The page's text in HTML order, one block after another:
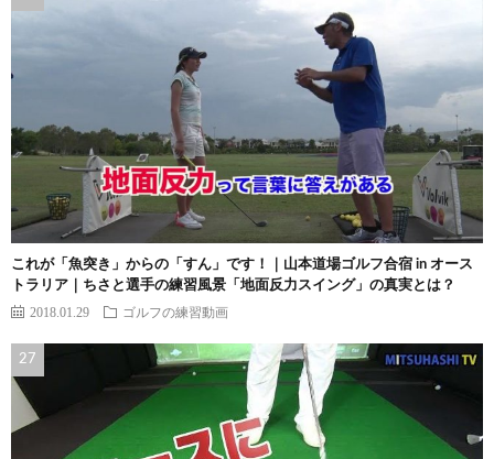
これが「魚突き」からの「すん」です！｜山本道場ゴルフ合宿 in オース
トラリア｜ちさと選手の練習風景「地面反力スイング」の真実とは？
2018.01.29 ゴルフの練習動画